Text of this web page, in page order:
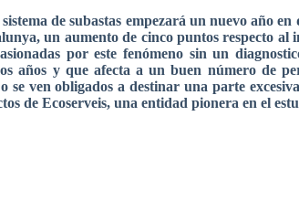
sistema desubastas empezará un nuevo año en
, un aumentode cinco puntos respecto al
por este fenómeno sin un
años y que afecta a unbuen númerode
o se ven obligados adestinar una parte excesiva
de Ecoserveis, una entidad pionera en el